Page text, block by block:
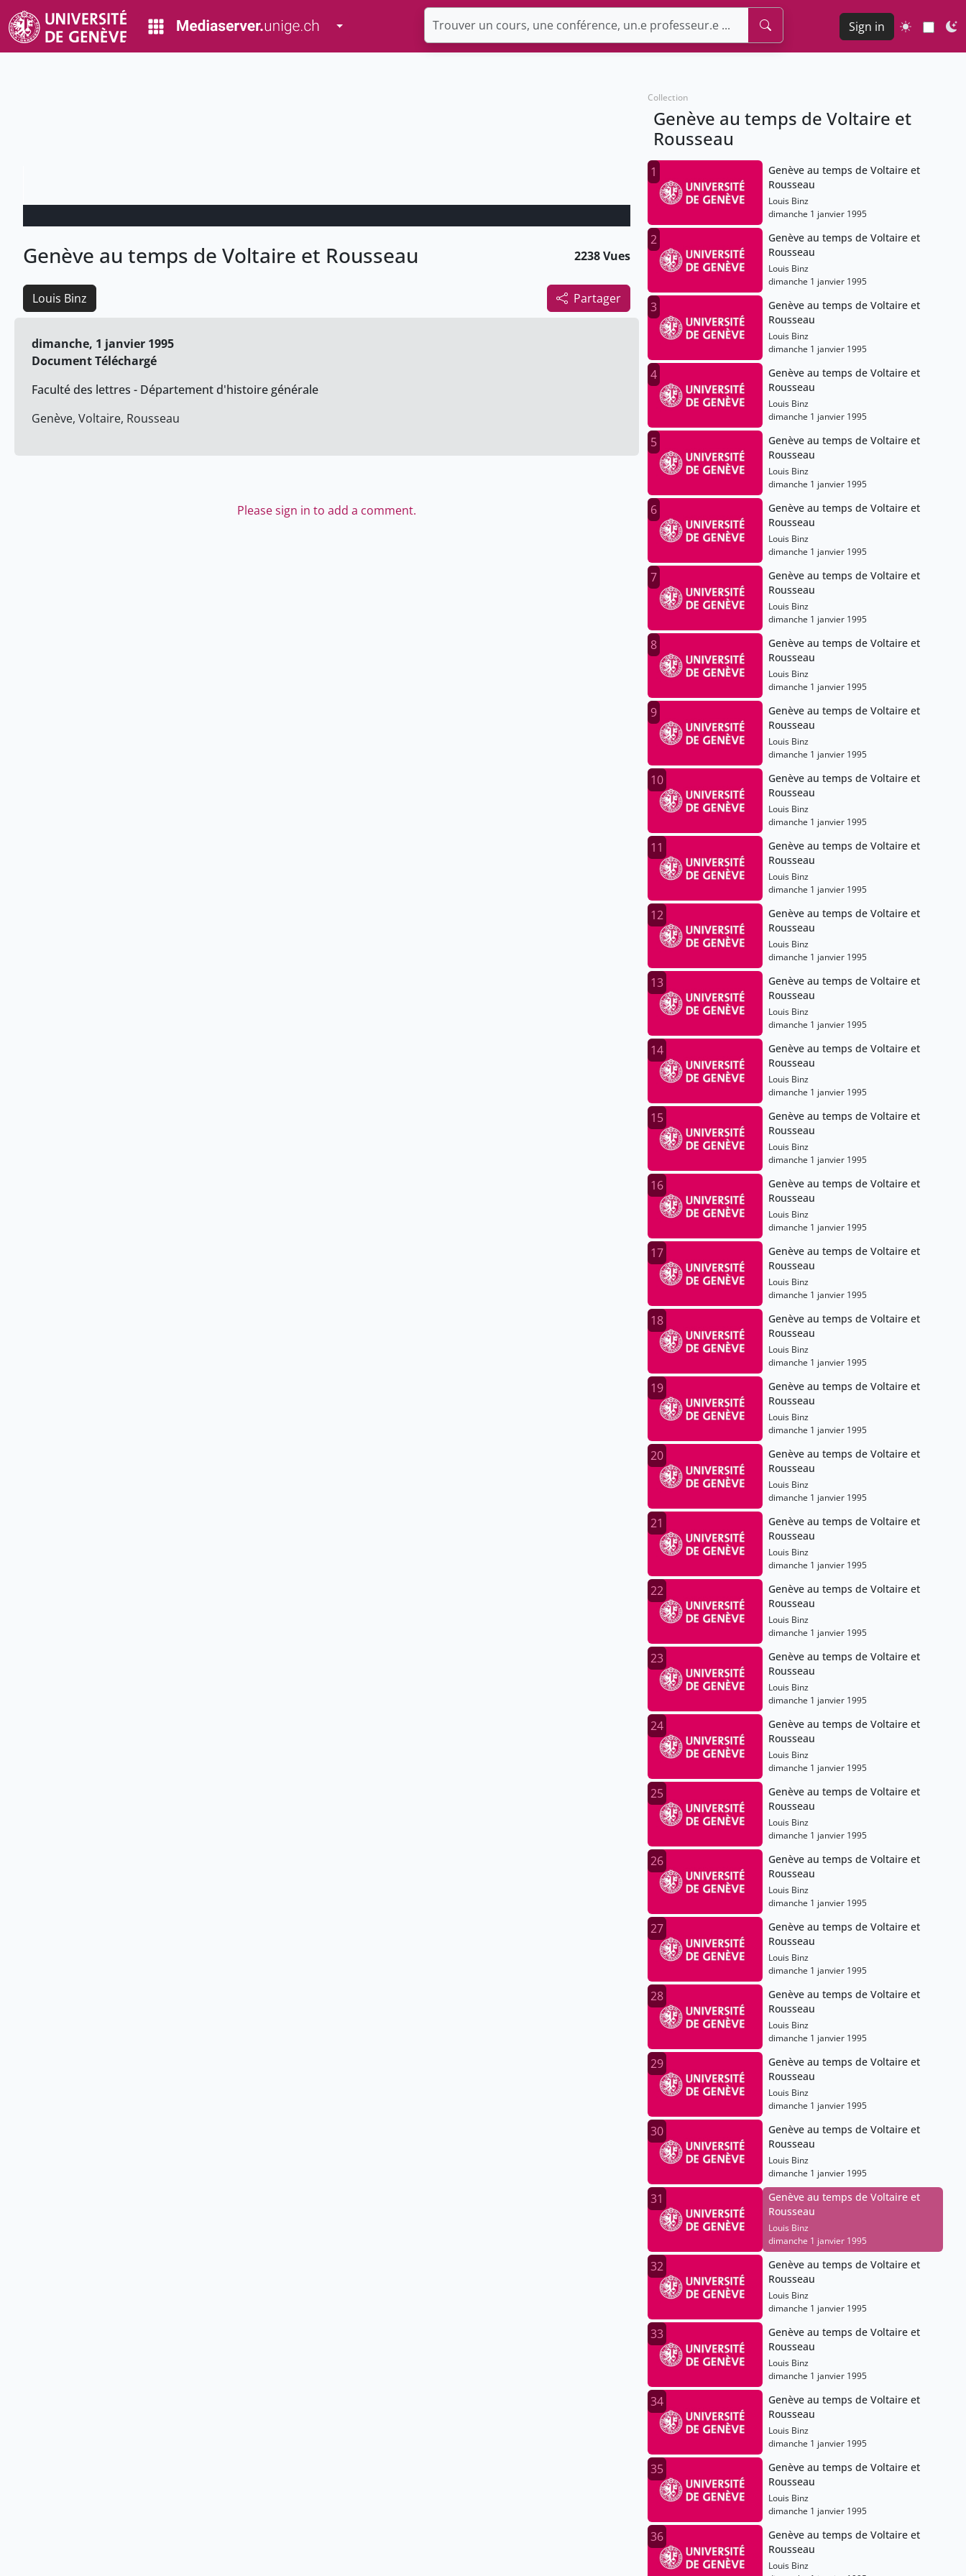
Toggle Dropdown Sign in
Genève au temps de Voltaire et Rousseau 2238 Vues
Partager
Louis Binz
dimanche, 1 janvier 1995
Document Téléchargé
Faculté des lettres - Département d'histoire générale
Genève, Voltaire, Rousseau
Please sign in to add a comment.
Collection
Genève au temps de Voltaire et
Rousseau
1
Genève au temps de Voltaire et
Rousseau
Louis Binz
dimanche 1 janvier 1995
2
Genève au temps de Voltaire et
Rousseau
Louis Binz
dimanche 1 janvier 1995
3
Genève au temps de Voltaire et
Rousseau
Louis Binz
dimanche 1 janvier 1995
4
Genève au temps de Voltaire et
Rousseau
Louis Binz
dimanche 1 janvier 1995
5
Genève au temps de Voltaire et
Rousseau
Louis Binz
dimanche 1 janvier 1995
6
Genève au temps de Voltaire et
Rousseau
Louis Binz
dimanche 1 janvier 1995
7
Genève au temps de Voltaire et
Rousseau
Louis Binz
dimanche 1 janvier 1995
8
Genève au temps de Voltaire et
Rousseau
Louis Binz
dimanche 1 janvier 1995
9
Genève au temps de Voltaire et
Rousseau
Louis Binz
dimanche 1 janvier 1995
10
Genève au temps de Voltaire et
Rousseau
Louis Binz
dimanche 1 janvier 1995
11
Genève au temps de Voltaire et
Rousseau
Louis Binz
dimanche 1 janvier 1995
12
Genève au temps de Voltaire et
Rousseau
Louis Binz
dimanche 1 janvier 1995
13
Genève au temps de Voltaire et
Rousseau
Louis Binz
dimanche 1 janvier 1995
14
Genève au temps de Voltaire et
Rousseau
Louis Binz
dimanche 1 janvier 1995
15
Genève au temps de Voltaire et
Rousseau
Louis Binz
dimanche 1 janvier 1995
16
Genève au temps de Voltaire et
Rousseau
Louis Binz
dimanche 1 janvier 1995
17
Genève au temps de Voltaire et
Rousseau
Louis Binz
dimanche 1 janvier 1995
18
Genève au temps de Voltaire et
Rousseau
Louis Binz
dimanche 1 janvier 1995
19
Genève au temps de Voltaire et
Rousseau
Louis Binz
dimanche 1 janvier 1995
20
Genève au temps de Voltaire et
Rousseau
Louis Binz
dimanche 1 janvier 1995
21
Genève au temps de Voltaire et
Rousseau
Louis Binz
dimanche 1 janvier 1995
22
Genève au temps de Voltaire et
Rousseau
Louis Binz
dimanche 1 janvier 1995
23
Genève au temps de Voltaire et
Rousseau
Louis Binz
dimanche 1 janvier 1995
24
Genève au temps de Voltaire et
Rousseau
Louis Binz
dimanche 1 janvier 1995
25
Genève au temps de Voltaire et
Rousseau
Louis Binz
dimanche 1 janvier 1995
26
Genève au temps de Voltaire et
Rousseau
Louis Binz
dimanche 1 janvier 1995
27
Genève au temps de Voltaire et
Rousseau
Louis Binz
dimanche 1 janvier 1995
28
Genève au temps de Voltaire et
Rousseau
Louis Binz
dimanche 1 janvier 1995
29
Genève au temps de Voltaire et
Rousseau
Louis Binz
dimanche 1 janvier 1995
30
Genève au temps de Voltaire et
Rousseau
Louis Binz
dimanche 1 janvier 1995
31
Genève au temps de Voltaire et
Rousseau
Louis Binz
dimanche 1 janvier 1995
32
Genève au temps de Voltaire et
Rousseau
Louis Binz
dimanche 1 janvier 1995
33
Genève au temps de Voltaire et
Rousseau
Louis Binz
dimanche 1 janvier 1995
34
Genève au temps de Voltaire et
Rousseau
Louis Binz
dimanche 1 janvier 1995
35
Genève au temps de Voltaire et
Rousseau
Louis Binz
dimanche 1 janvier 1995
36
Genève au temps de Voltaire et
Rousseau
Louis Binz